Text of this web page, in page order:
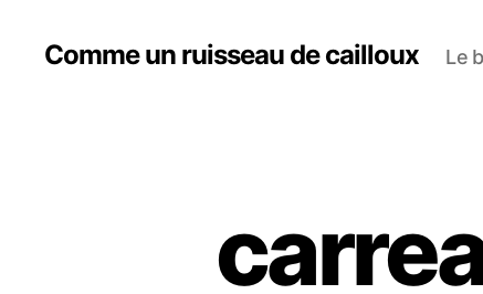
Comme un ruisseau de cailloux Le